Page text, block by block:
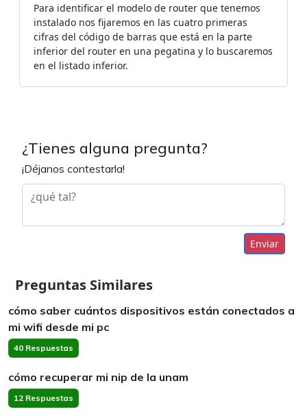
Para identificar el modelo de router que tenemos
instalado nos fijaremos en las cuatro primeras
cifras del código de barras que está en la parte
inferior del router en una pegatina y lo buscaremos
en el listado inferior.
¿Tienes alguna pregunta?
¡Déjanos contestarla!
Enviar
Preguntas Similares
cómo saber cuántos dispositivos están conectados a
mi wifi desde mi pc
40 Respuestas
cómo recuperar mi nip de la unam
12 Respuestas